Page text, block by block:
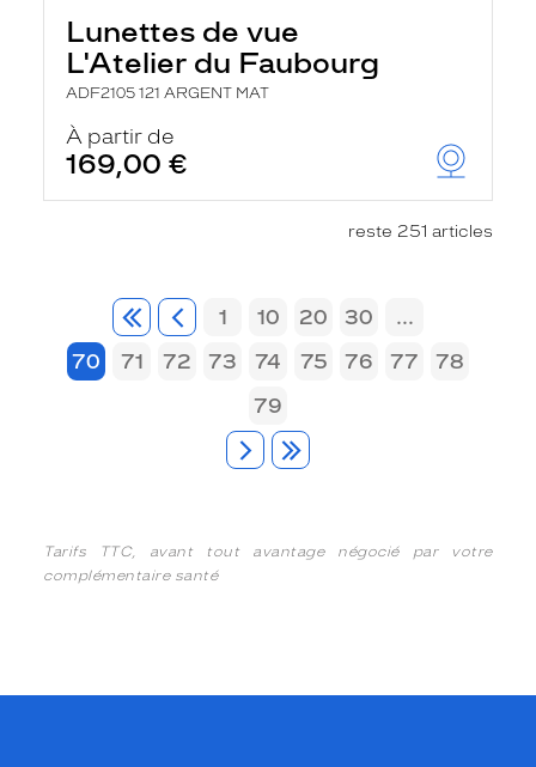
Lunettes de vue
L'Atelier du Faubourg
ADF2105 121 ARGENT MAT
À partir de
169,00 €
reste 251 articles
1 10 20 30
...
70
71 72 73 74 75 76 77
78
79
Tarifs TTC, avant tout avantage négocié par votre
complémentaire santé